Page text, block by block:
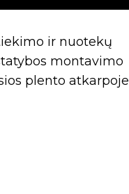
ir nuotekų
montavimo
plento atkarpoje